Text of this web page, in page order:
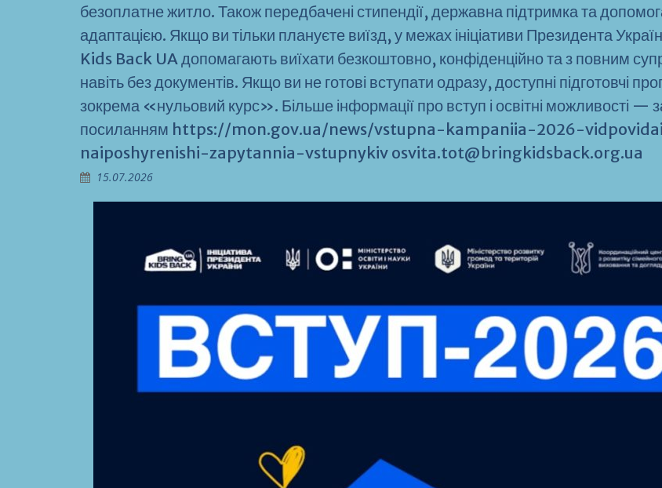
безоплатне житло. Також передбачені стипендії, державна підтримка та
адаптацією. Якщо ви тільки плануєте виїзд, у межах ініціативи Президента
Kids Back UA допомагають виїхати безкоштовно, конфіденційно та з повним
навіть без документів. Якщо ви не готові вступати одразу, доступні підготовчі
зокрема «нульовий курс». Більше інформації про вступ і освітні можливості —
посиланням https://mon.gov.ua/news/vstupna-kampaniia-2026-
naiposhyrenishi-zapytannia-vstupnykiv osvita.tot@bringkidsback.org.ua
15.07.2026